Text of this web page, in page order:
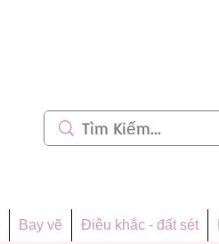
Bay vẽ Điêu khắc - đất sét